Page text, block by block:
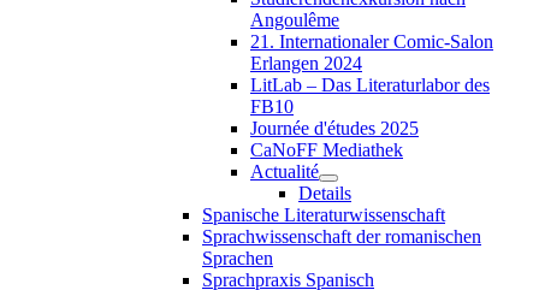
Angoulême
21. Internationaler Comic-Salon
Erlangen 2024
LitLab – Das Literaturlabor des
FB10
Journée d'études 2025
CaNoFF Mediathek
Actualité
Details
Spanische Literaturwissenschaft
Sprachwissenschaft der romanischen
Sprachen
Sprachpraxis Spanisch